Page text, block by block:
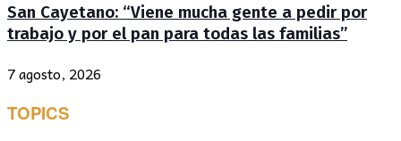
San Cayetano: “Viene mucha gente a pedir por
trabajo y por el pan para todas las familias”
7 agosto, 2026
TOPICS